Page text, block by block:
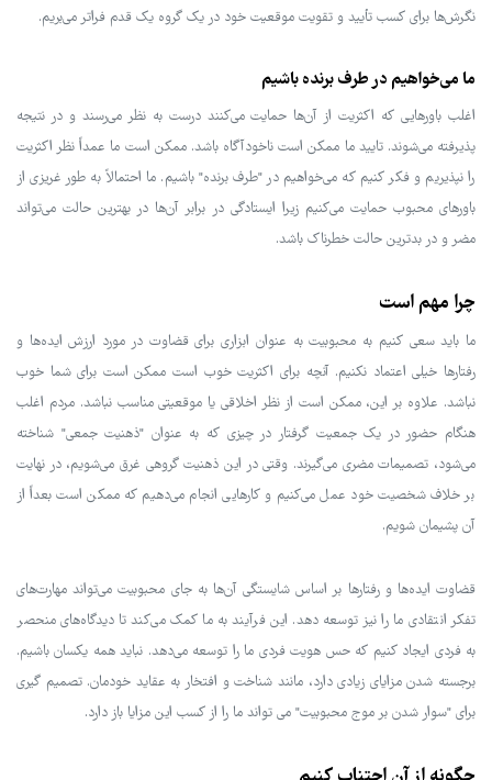
نگرش‌ها برای کسب تأیید و تقویت موقعیت خود در یک گروه یک قدم فراتر می‌بریم.
ما می‌خواهیم در طرف برنده باشیم
اغلب باورهایی که اکثریت از آن‌ها حمایت می‌کنند درست به نظر می‌رسند و در نتیجه
پذیرفته می‌شوند. تایید ما ممکن است ناخودآگاه باشد. ممکن است ما عمداً نظر اکثریت
را نپذیریم و فکر کنیم که می‌خواهیم در "طرف برنده" باشیم. ما احتمالاً به طور غریزی از
باورهای محبوب حمایت می‌کنیم زیرا ایستادگی در برابر آن‌ها در بهترین حالت می‌تواند
مضر و در بدترین حالت خطرناک باشد.
چرا مهم است
ما باید سعی کنیم به محبوبیت به عنوان ابزاری برای قضاوت در مورد ارزش ایده‌ها و
رفتارها خیلی اعتماد نکنیم. آنچه برای اکثریت خوب است ممکن است برای شما خوب
نباشد. علاوه بر این، ممکن است از نظر اخلاقی یا موقعیتی مناسب نباشد. مردم اغلب
هنگام حضور در یک جمعیت گرفتار در چیزی که به عنوان "ذهنیت جمعی" شناخته
می‌شود، تصمیمات مضری می‌گیرند. وقتی در این ذهنیت گروهی غرق می‌شویم، در نهایت
بر خلاف شخصیت خود عمل می‌کنیم و کارهایی انجام می‌دهیم که ممکن است بعداً از
آن پشیمان شویم.
قضاوت ایده‌ها و رفتارها بر اساس شایستگی آن‌ها به جای محبوبیت می‌تواند مهارت‌های
تفکر انتقادی ما را نیز توسعه دهد. این فرآیند به ما کمک می‌کند تا دیدگاه‌های منحصر
به فردی ایجاد کنیم که حس هویت فردی ما را توسعه می‌دهد. نباید همه یکسان باشیم.
برجسته شدن مزایای زیادی دارد، مانند شناخت و افتخار به عقاید خودمان. تصمیم گیری
برای "سوار شدن بر موج محبوبیت" می تواند ما را از کسب این مزایا باز دارد.